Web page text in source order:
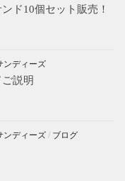
ド10個セット販売！
ンディーズ
説明
ンディーズ / ブログ